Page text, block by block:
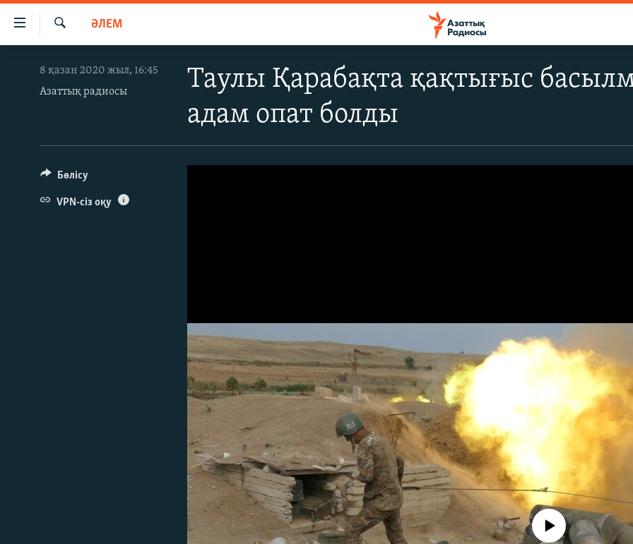
Accessibility
Navigation
ЖАҢАЛЫҚТАР
САЯСАТ
АДАМ ҚҰҚЫҚТАРЫ
ӘЛЕМ
Таулы Қарабақта қақтығыс
адам опат болды
8 қазан 2020 жыл, 16:45
Азаттық радиосы
No media source currently
Бөлісу
VPN-сіз оқу